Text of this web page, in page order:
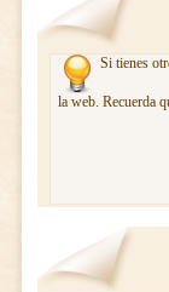
Si tienes
la web. Recuerda